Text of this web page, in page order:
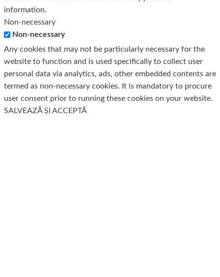
information.
Non-necessary
Non-necessary
Any cookies that may not be particularly necessary for the
website to function and is used specifically to collect user
personal data via analytics, ads, other embedded contents are
termed as non-necessary cookies. It is mandatory to procure
user consent prior to running these cookies on your website.
SALVEAZĂ ȘI ACCEPTĂ